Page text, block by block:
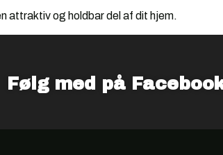
attraktiv og holdbar del af dit hjem.
Følg med på